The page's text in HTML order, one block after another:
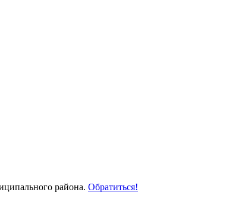
района. Обратиться!